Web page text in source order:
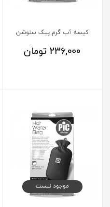
کیسه آب گرم پیک سلوشن
236,000تومان
موجود نیست